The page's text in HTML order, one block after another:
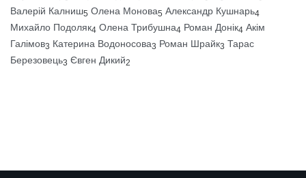
Валерій Калниш5 Олена Монова5 Александр Кушнарь4
Михайло Подоляк4 Олена Трибушна4 Роман Донік4 Акім
Галімов3 Катерина Водоносова3 Роман Шрайк3 Тарас
Березовець3 Євген Дикий2